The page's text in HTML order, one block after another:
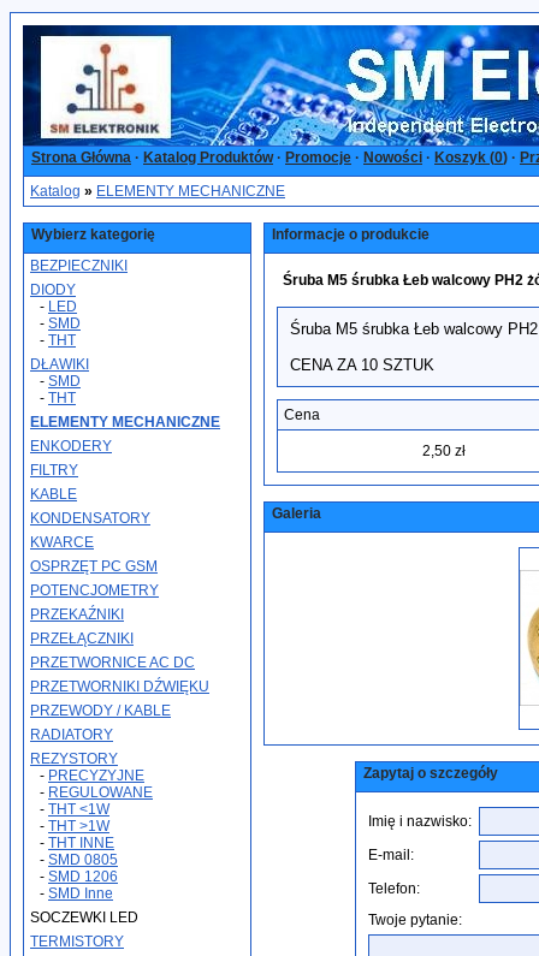
Strona Główna · Katalog Produktów· Promocje · Nowości · Koszyk (0) ·
Katalog » ELEMENTY MECHANICZNE
Wybierz kategorię
BEZPIECZNIKI
DIODY
- LED
- SMD
- THT
DŁAWIKI
- SMD
- THT
ELEMENTY MECHANICZNE
ENKODERY
FILTRY
KABLE
KONDENSATORY
KWARCE
OSPRZĘT PC GSM
POTENCJOMETRY
PRZEKAŹNIKI
PRZEŁĄCZNIKI
PRZETWORNICE AC DC
PRZETWORNIKI DŹWIĘKU
PRZEWODY / KABLE
RADIATORY
REZYSTORY
- PRECYZYJNE
- REGULOWANE
- THT <1W
- THT >1W
- THT INNE
- SMD 0805
- SMD 1206
- SMD Inne
SOCZEWKI LED
TERMISTORY
Informacje o produkcie
Śruba M5 śrubka Łeb walcowy PH2
Śruba M5 śrubka Łeb walcowy PH2
CENA ZA 10 SZTUK
Cena
2,50 zł
Galeria
Zapytaj o szczegóły
Imię i nazwisko:
E-mail:
Telefon:
Twoje pytanie: